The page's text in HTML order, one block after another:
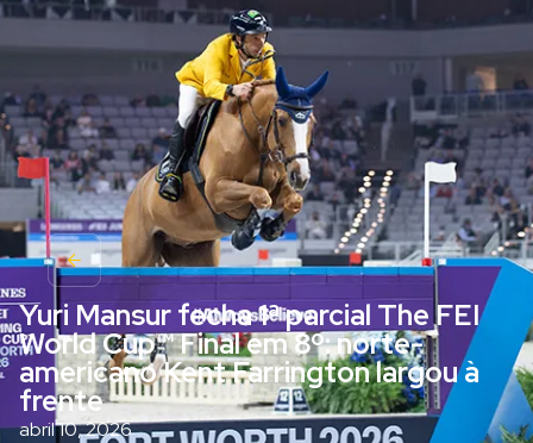
Yuri Mansur fecha 1ª parcial The FEI
World Cup™ Final em 8º: norte-
americano Kent Farrington largou à
frente
abril 10, 2026